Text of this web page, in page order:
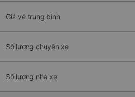
Giá vé trung bình
Số lượng chuyến xe
Số lượng nhà xe